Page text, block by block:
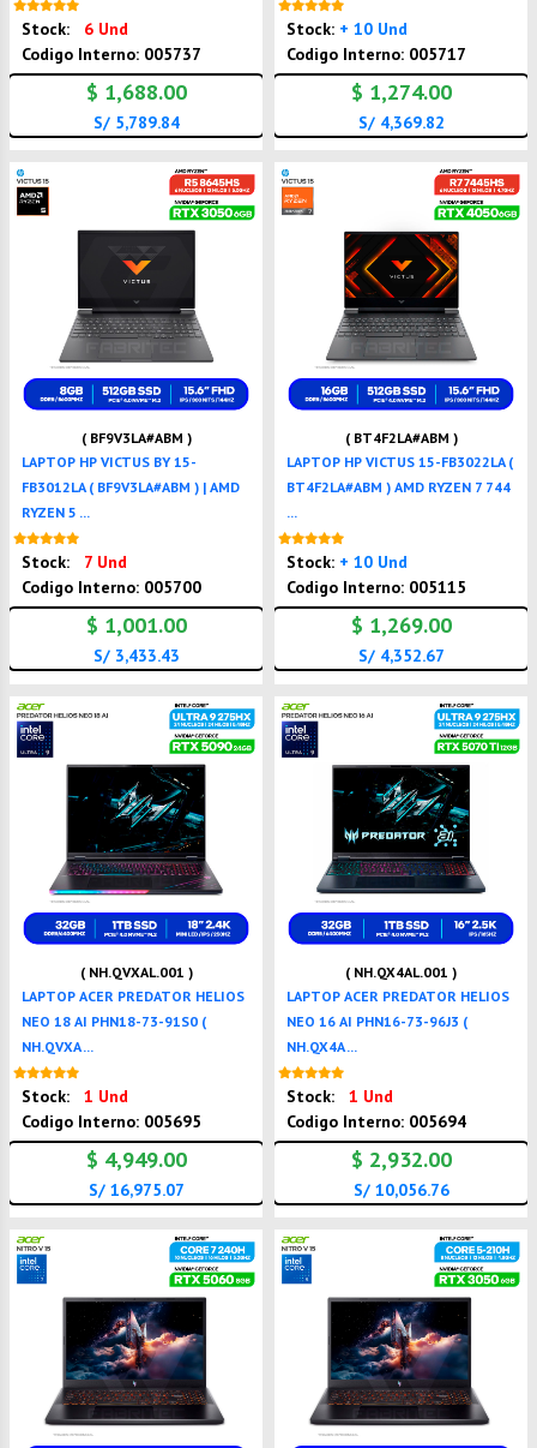
Stock:
6 Und
Codigo Interno: 005737
$ 1,688.00
S/ 5,789.84
Stock: + 10 Und
Codigo Interno: 005717
$ 1,274.00
S/ 4,369.82
( BF9V3LA#ABM )
LAPTOP HP VICTUS BY 15-
FB3012LA ( BF9V3LA#ABM ) | AMD
RYZEN 5 ...
Stock:
7 Und
Codigo Interno: 005700
$ 1,001.00
S/ 3,433.43
( BT4F2LA#ABM )
LAPTOP HP VICTUS 15-FB3022LA (
BT4F2LA#ABM ) AMD RYZEN 7 744
...
Stock: + 10 Und
Codigo Interno: 005115
$ 1,269.00
S/ 4,352.67
( NH.QVXAL.001 )
LAPTOP ACER PREDATOR HELIOS
NEO 18 AI PHN18-73-91S0 (
NH.QVXA ...
Stock:
1 Und
Codigo Interno: 005695
$ 4,949.00
S/ 16,975.07
( NH.QX4AL.001 )
LAPTOP ACER PREDATOR HELIOS
NEO 16 AI PHN16-73-96J3 (
NH.QX4A ...
Stock:
1 Und
Codigo Interno: 005694
$ 2,932.00
S/ 10,056.76